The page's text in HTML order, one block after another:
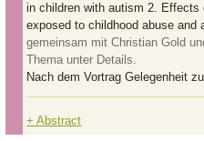
in children with autism 2.
exposed to childhood abuse
gemeinsam mit Christian Gold
Thema unter Details.
Nach dem Vortrag Gelegenheit
+ Abstract